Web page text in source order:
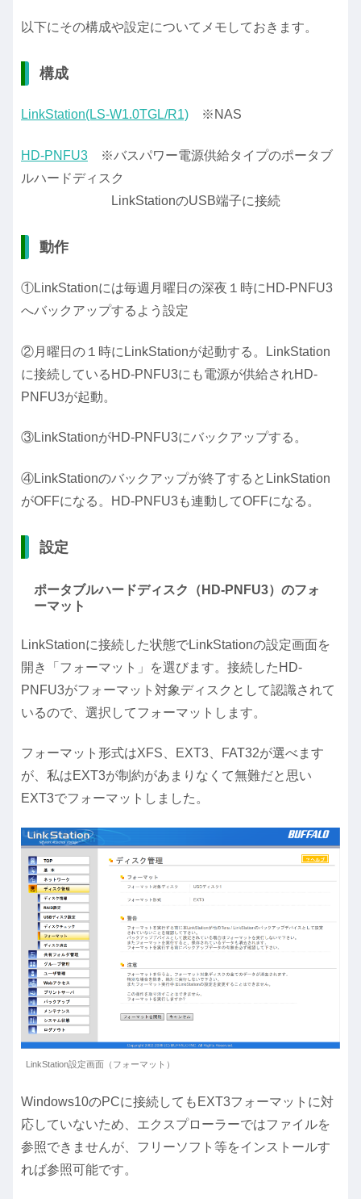
以下にその構成や設定についてメモしておきます。
構成
LinkStation(LS-W1.0TGL/R1) ※NAS
HD-PNFU3 ※バスパワー電源供給タイプのポータブ
ルハードディスク
LinkStationのUSB端子に接続
動作
①LinkStationには毎週月曜日の深夜１時にHD-PNFU3
へバックアップするよう設定
②月曜日の１時にLinkStationが起動する。LinkStation
に接続しているHD-PNFU3にも電源が供給されHD-
PNFU3が起動。
③LinkStationがHD-PNFU3にバックアップする。
④LinkStationのバックアップが終了するとLinkStation
がOFFになる。HD-PNFU3も連動してOFFになる。
設定
ポータブルハードディスク（HD-PNFU3）のフォ
ーマット
LinkStationに接続した状態でLinkStationの設定画面を
開き「フォーマット」を選びます。接続したHD-
PNFU3がフォーマット対象ディスクとして認識されて
いるので、選択してフォーマットします。
フォーマット形式はXFS、EXT3、FAT32が選べます
が、私はEXT3が制約があまりなくて無難だと思い
EXT3でフォーマットしました。
LinkStation設定画面（フォーマット）
Windows10のPCに接続してもEXT3フォーマットに対
応していないため、エクスプローラーではファイルを
参照できませんが、フリーソフト等をインストールす
れば参照可能です。